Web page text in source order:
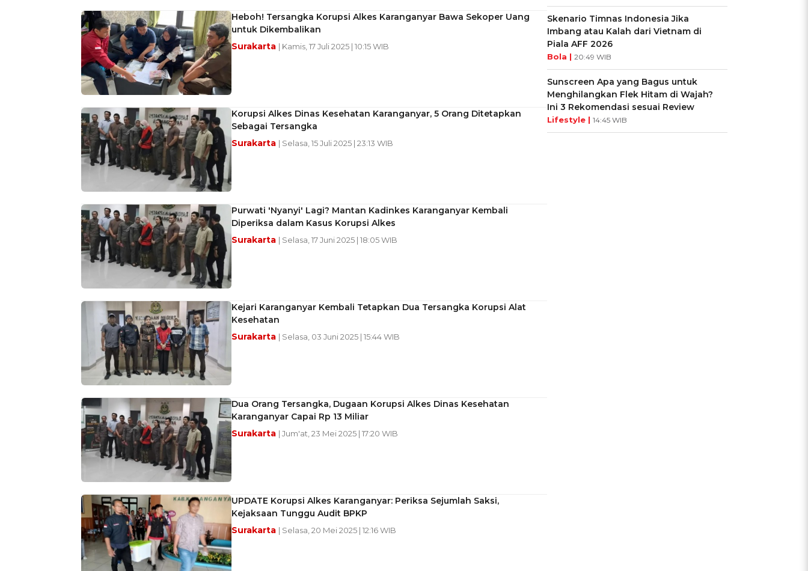
Heboh! Tersangka Korupsi Alkes Karanganyar Bawa Sekoper Uang
untuk Dikembalikan
Surakarta | Kamis, 17 Juli 2025 | 10:15 WIB
Korupsi Alkes Dinas Kesehatan Karanganyar, 5 Orang Ditetapkan
Sebagai Tersangka
Surakarta | Selasa, 15 Juli 2025 | 23:13 WIB
Purwati 'Nyanyi' Lagi? Mantan Kadinkes Karanganyar Kembali
Diperiksa dalam Kasus Korupsi Alkes
Surakarta | Selasa, 17 Juni 2025 | 18:05 WIB
Kejari Karanganyar Kembali Tetapkan Dua Tersangka Korupsi Alat
Kesehatan
Surakarta | Selasa, 03 Juni 2025 | 15:44 WIB
Dua Orang Tersangka, Dugaan Korupsi Alkes Dinas Kesehatan
Karanganyar Capai Rp 13 Miliar
Surakarta | Jum'at, 23 Mei 2025 | 17:20 WIB
UPDATE Korupsi Alkes Karanganyar: Periksa Sejumlah Saksi,
Kejaksaan Tunggu Audit BPKP
Surakarta | Selasa, 20 Mei 2025 | 12:16 WIB
Skenario Timnas Indonesia Jika
Imbang atau Kalah dari Vietnam di
Piala AFF 2026
Bola | 20:49 WIB
Sunscreen Apa yang Bagus untuk
Menghilangkan Flek Hitam di Wajah?
Ini 3 Rekomendasi sesuai Review
Lifestyle | 14:45 WIB